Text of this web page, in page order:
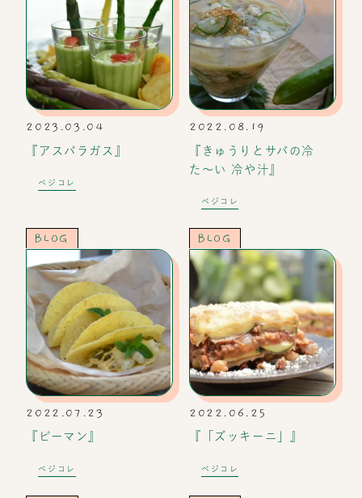
2023.03.04
『アスパラガス』
ベジコレ
2022.08.19
『きゅうりとサバの冷
た〜い 冷や汁』
ベジコレ
BLOG
2022.07.23
『ピーマン』
ベジコレ
BLOG
2022.06.25
『「ズッキーニ」』
ベジコレ